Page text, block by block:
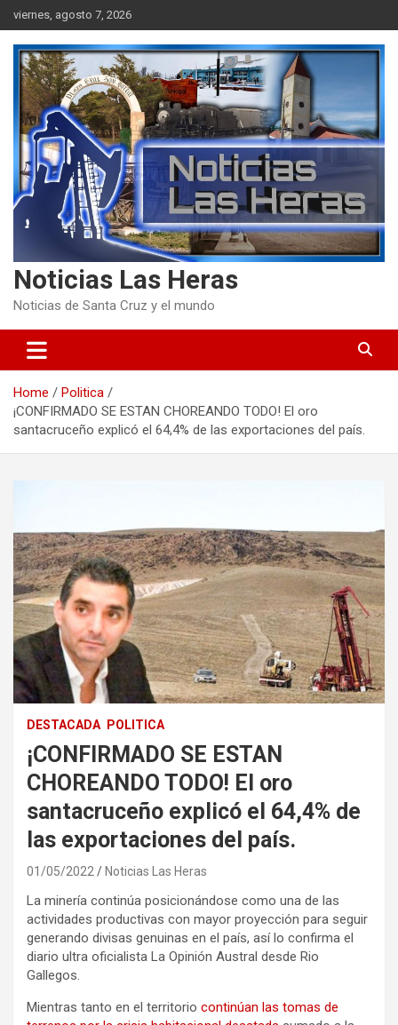
Skip
to
content
viernes, agosto 7, 2026
Noticias Las Heras
Noticias de Santa Cruz y el mundo
Home
Politica
¡CONFIRMADO SE ESTAN CHOREANDO TODO! El oro
santacruceño explicó el 64,4% de las exportaciones del país.
DESTACADA POLITICA
¡CONFIRMADO SE ESTAN
CHOREANDO TODO! El oro
santacruceño explicó el 64,4% de
las exportaciones del país.
01/05/2022 Noticias Las Heras
La minería continúa posicionándose como una de las
actividades productivas con mayor proyección para seguir
generando divisas genuinas en el país, así lo confirma el
diario ultra oficialista La Opinión Austral desde Rio
Gallegos.
Mientras tanto en el territorio continúan las tomas de